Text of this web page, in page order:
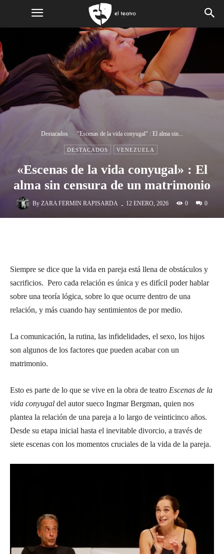
Destacados "Escenas de la vida conyugal" : El alma sin...
DESTACADOS VENEZUELA
«Escenas de la vida conyugal» : El
alma sin censura de un matrimonio
By ZARA FERMIN RAPISARDA - 12 ENERO, 2026 0 0
Siempre se dice que la vida en pareja está llena de obstáculos y
sacrificios. Pero cada relación es única y es difícil poder hablar
sobre una teoría lógica, sobre lo que ocurre dentro de una
relación, y más cuando hay sentimientos de por medio.
La comunicación, la rutina, las infidelidades, el sexo, los hijos
son algunos de los factores que pueden acabar con un
matrimonio.
Esto es parte de lo que se vive en la obra de teatro Escenas de la
vida conyugal del autor sueco Ingmar Bergman, quien nos
plantea la relación de una pareja a lo largo de veinticinco años.
Desde su etapa inicial hasta el inevitable divorcio, a través de
siete escenas con los momentos cruciales de la vida de la pareja.